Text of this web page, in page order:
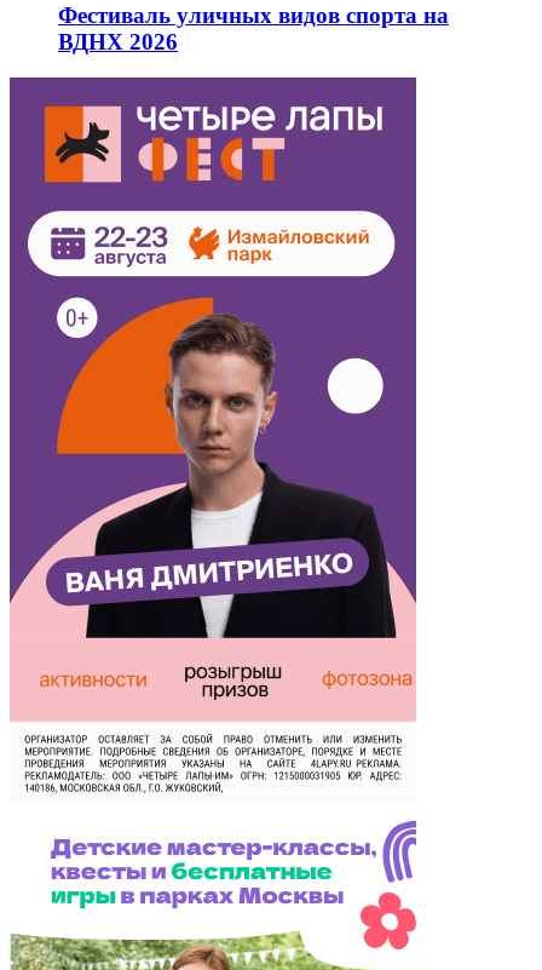
Фестиваль уличных видов спорта на
ВДНХ 2026